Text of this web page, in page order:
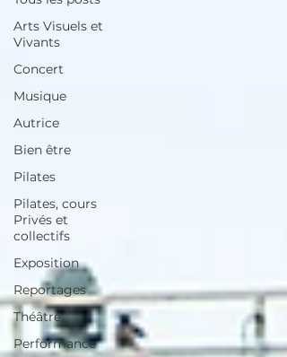
Arts Visuels et
Vivants
Concert
Musique
Autrice
Bien être
Pilates
Pilates, cours
Privés et
collectifs
Exposition
Reportages
Théâtre
Performance